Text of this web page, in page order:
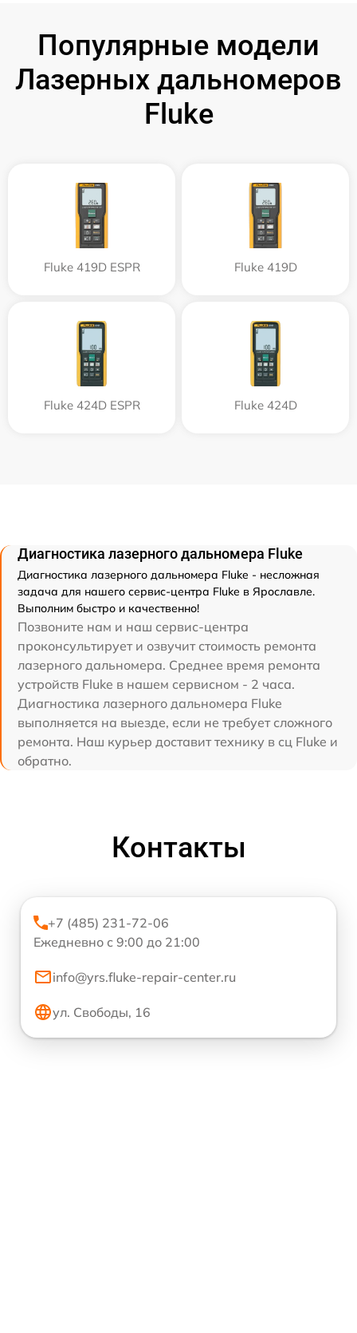
Популярные модели
Лазерных дальномеров
Fluke
Fluke 419D ESPR Fluke 419D
Fluke 424D ESPR Fluke 424D
Диагностика лазерного дальномера Fluke
Диагностика лазерного дальномера Fluke - несложная
задача для нашего сервис-центра Fluke в Ярославле.
Выполним быстро и качественно!
Позвоните нам и наш сервис-центра
проконсультирует и озвучит стоимость ремонта
лазерного дальномера. Среднее время ремонта
устройств Fluke в нашем сервисном - 2 часа.
Диагностика лазерного дальномера Fluke
выполняется на выезде, если не требует сложного
ремонта. Наш курьер доставит технику в сц Fluke и
обратно.
Контакты
+7 (485) 231-72-06
Ежедневно с 9:00 до 21:00
info@yrs.fluke-repair-center.ru
ул. Свободы, 16